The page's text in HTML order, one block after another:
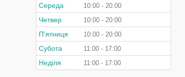
Середа 10:00 20:00
Четвер 10:00 20:00
Пʼятниця 10:00 20:00
Субота 11:00 17:00
Неділя 11:00 17:00